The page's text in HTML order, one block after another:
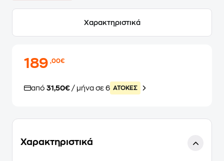
Χαρακτηριστικά
189,00€
από 31,50€ / μήνα σε 6 ATOKEΣ
Χαρακτηριστικά